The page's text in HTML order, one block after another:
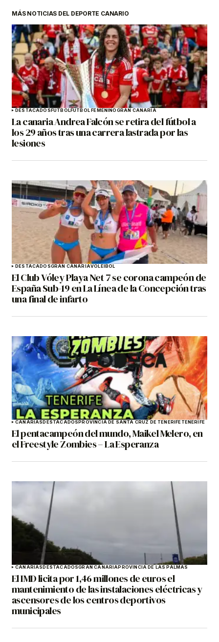
MÁS NOTICIAS DEL DEPORTE CANARIO
DESTACADOSFÚTBOLFÚTBOL FEMENINOGRAN CANARIA
La canaria Andrea Falcón se retira del fútbol a
los 29 años tras una carrera lastrada por las
lesiones
DESTACADOSGRAN CANARIAVOLEIBOL
El Club Vóley Playa Net 7 se corona campeón de
España Sub-19 en La Línea de la Concepción tras
una final de infarto
CANARIASDESTACADOSPROVINCIA DE SANTA CRUZ DE TENERIFETENERIFE
El pentacampeón del mundo, Maikel Melero, en
el Freestyle Zombies – La Esperanza
CANARIASDESTACADOSGRAN CANARIAPROVINCIA DE LAS PALMAS
El IMD licita por 1,46 millones de euros el
mantenimiento de las instalaciones eléctricas y
ascensores de los centros deportivos
municipales